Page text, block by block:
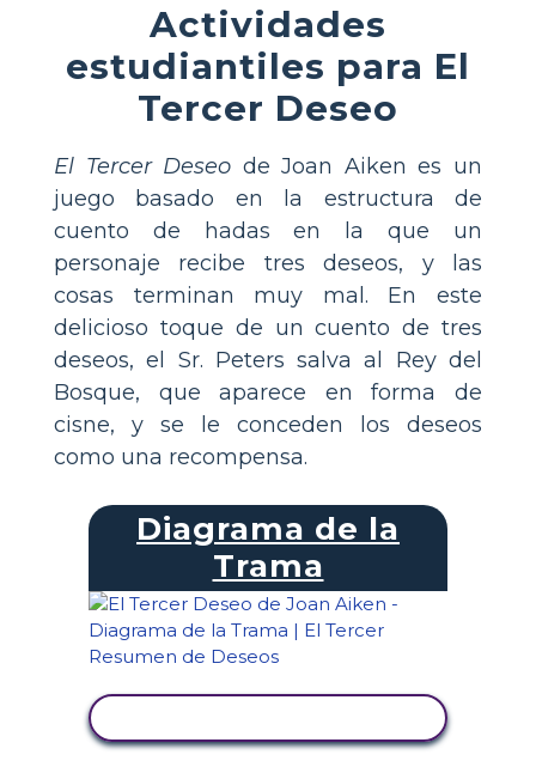
Actividades
estudiantiles para El
Tercer Deseo
El Tercer Deseo de Joan Aiken es un
juego basado en la estructura de
cuento de hadas en la que un
personaje recibe tres deseos, y las
cosas terminan muy mal. En este
delicioso toque de un cuento de tres
deseos, el Sr. Peters salva al Rey del
Bosque, que aparece en forma de
cisne, y se le conceden los deseos
como una recompensa.
Diagrama de la
Trama